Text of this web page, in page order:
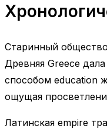
Старинный
Древняя Greece
способом education
ощущая
Латинская empire